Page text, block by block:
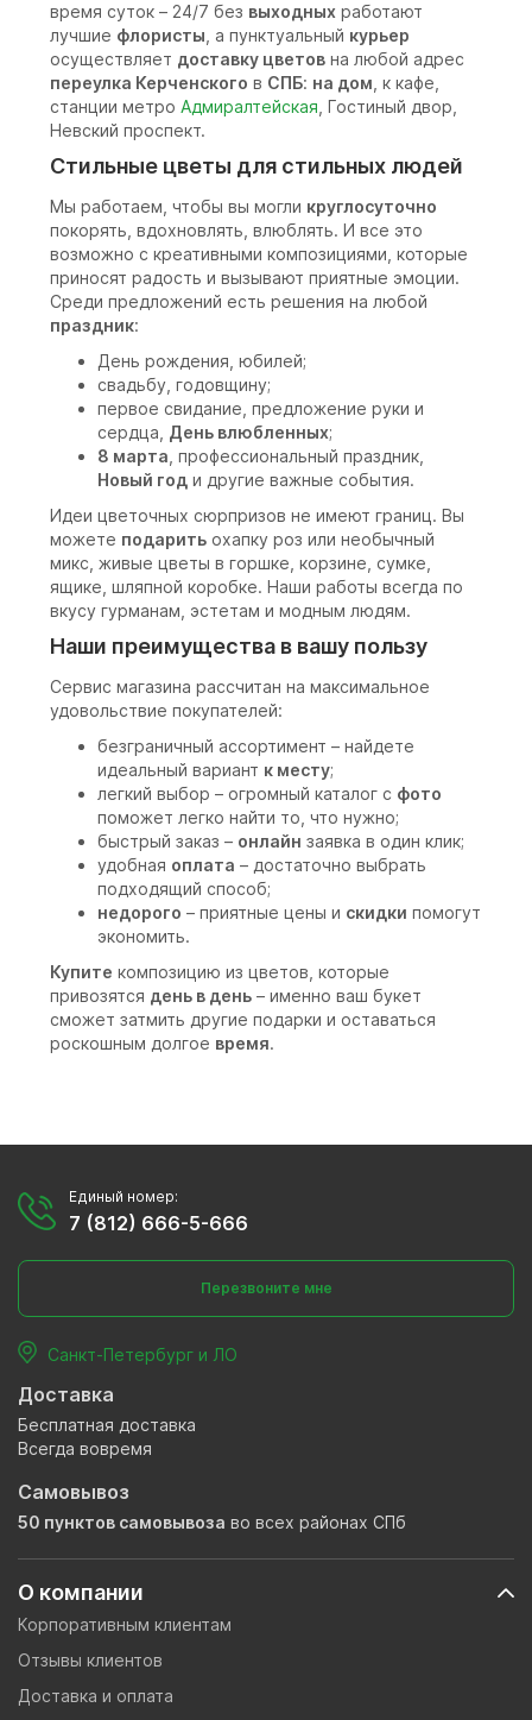
время суток – 24/7 без выходных работают
лучшие флористы, а пунктуальный курьер
осуществляет доставку цветов на любой адрес
переулка Керченского в СПБ: на дом, к кафе,
станции метро Адмиралтейская, Гостиный двор,
Невский проспект.
Стильные цветы для стильных людей
Мы работаем, чтобы вы могли круглосуточно
покорять, вдохновлять, влюблять. И все это
возможно с креативными композициями, которые
приносят радость и вызывают приятные эмоции.
Среди предложений есть решения на любой
праздник:
День рождения, юбилей;
свадьбу, годовщину;
первое свидание, предложение руки и
сердца, День влюбленных;
8 марта, профессиональный праздник,
Новый год и другие важные события.
Идеи цветочных сюрпризов не имеют границ. Вы
можете подарить охапку роз или необычный
микс, живые цветы в горшке, корзине, сумке,
ящике, шляпной коробке. Наши работы всегда по
вкусу гурманам, эстетам и модным людям.
Наши преимущества в вашу пользу
Сервис магазина рассчитан на максимальное
удовольствие покупателей:
безграничный ассортимент – найдете
идеальный вариант к месту;
легкий выбор – огромный каталог с фото
поможет легко найти то, что нужно;
быстрый заказ – онлайн заявка в один клик;
удобная оплата – достаточно выбрать
подходящий способ;
недорого – приятные цены и скидки помогут
экономить.
Купите композицию из цветов, которые
привозятся день в день – именно ваш букет
сможет затмить другие подарки и оставаться
роскошным долгое время.
О компании
Корпоративным клиентам
Отзывы клиентов
Доставка и оплата
Единый номер:
7 (812) 666-5-666
Перезвоните мне
Санкт-Петербург и ЛО
Доставка
Бесплатная доставка
Всегда вовремя
Самовывоз
50 пунктов самовывоза во всех районах СПб